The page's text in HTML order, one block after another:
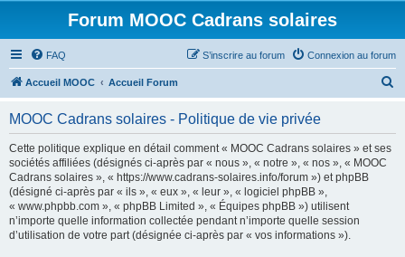
Forum MOOC Cadrans solaires
FAQ Connexion au forum
S’inscrire au forum
Accueil MOOC Accueil Forum
MOOC Cadrans solaires - Politique de vie privée
Cette politique explique en détail comment « MOOC Cadrans solaires » et ses
sociétés affiliées (désignés ci-après par « nous », « notre », « nos », « MOOC
Cadrans solaires », « https://www.cadrans-solaires.info/forum ») et phpBB
(désigné ci-après par « ils », « eux », « leur », « logiciel phpBB »,
« www.phpbb.com », « phpBB Limited », « Équipes phpBB ») utilisent
n’importe quelle information collectée pendant n’importe quelle session
d’utilisation de votre part (désignée ci-après par « vos informations »).